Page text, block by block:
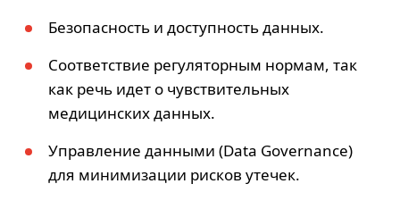
Безопасность и доступность данных.
Соответствие регуляторным нормам, так
как речь идет о чувствительных
медицинских данных.
Управление данными (Data Governance)
для минимизации рисков утечек.